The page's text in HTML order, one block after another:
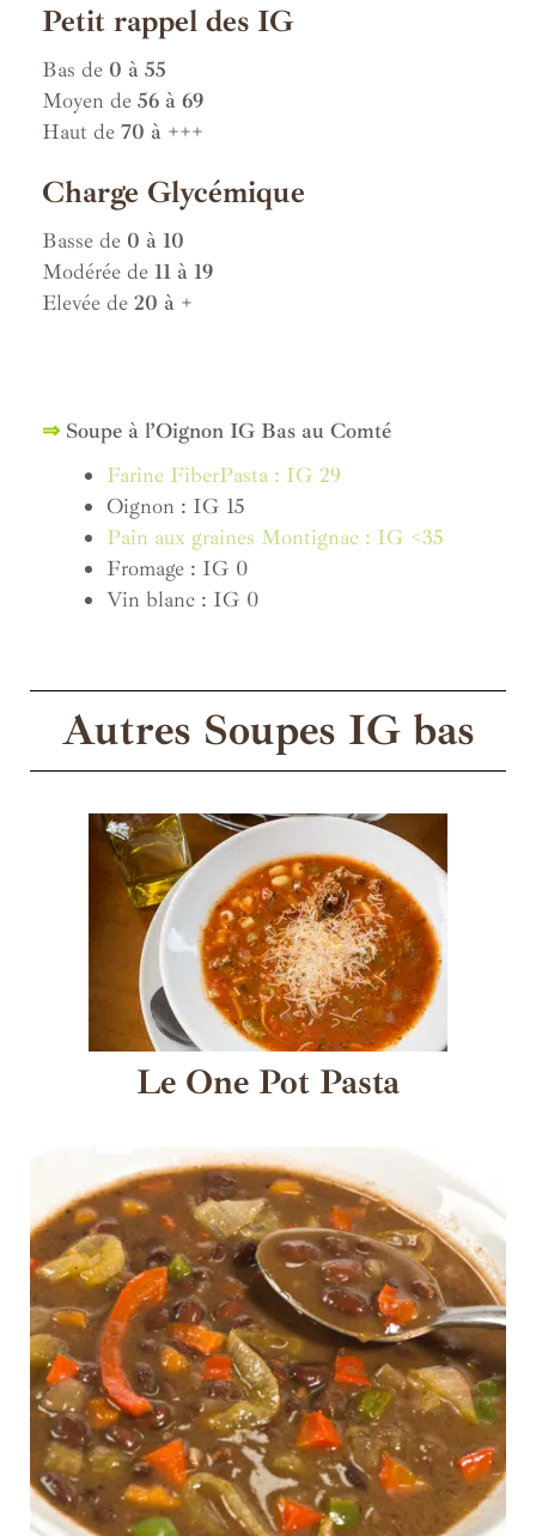
Petit rappel des IG
Bas de 0 à 55
Moyen de 56 à 69
Haut de 70 à +++
Charge Glycémique
Basse de 0 à 10
Modérée de 11 à 19
Elevée de 20 à +
⇒ Soupe à l’Oignon IG Bas au Comté
Farine FiberPasta : IG 29
Oignon : IG 15
Pain aux graines Montignac : IG <35
Fromage : IG 0
Vin blanc : IG 0
Autres Soupes IG bas
Le One Pot Pasta